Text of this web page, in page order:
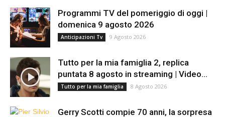
Programmi TV del pomeriggio di oggi |
domenica 9 agosto 2026
Anticipazioni Tv 9 Agosto 2026
Tutto per la mia famiglia 2, replica
puntata 8 agosto in streaming | Video...
Tutto per la mia famiglia 8 Agosto 2026
Gerry Scotti compie 70 anni, la sorpresa